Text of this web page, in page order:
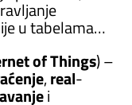
u tabelama…
ofThings) –
,real-
i